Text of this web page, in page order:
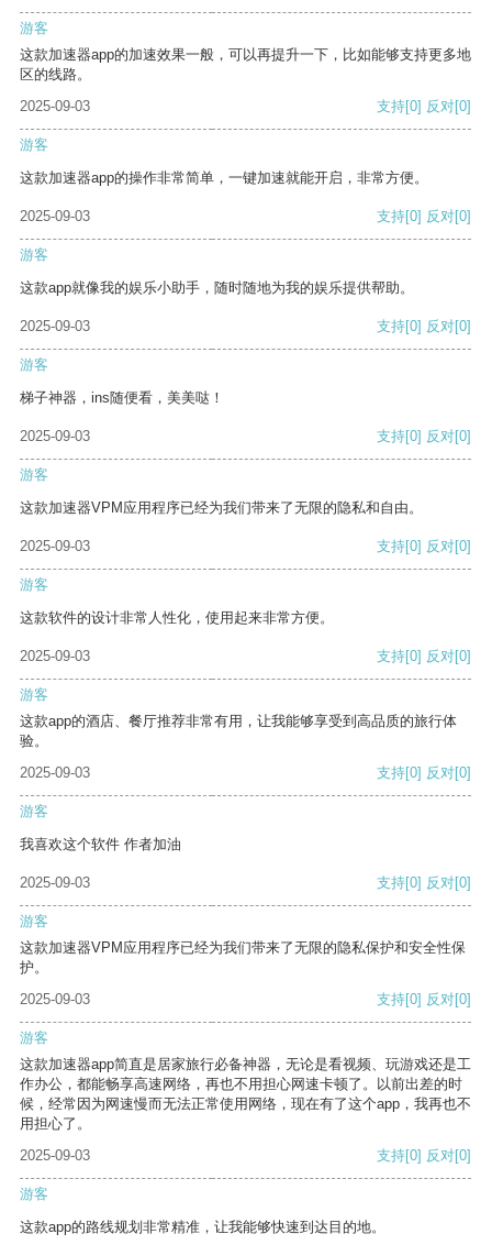
游客
这款加速器app的加速效果一般，可以再提升一下，比如能够支持更多地
区的线路。
2025-09-03
支持[0] 反对[0]
游客
这款加速器app的操作非常简单，一键加速就能开启，非常方便。
2025-09-03 支持[0] 反对[0]
游客
这款app就像我的娱乐小助手，随时随地为我的娱乐提供帮助。
2025-09-03 支持[0] 反对[0]
游客
梯子神器，ins随便看，美美哒！
2025-09-03 支持[0] 反对[0]
游客
这款加速器VPM应用程序已经为我们带来了无限的隐私和自由。
2025-09-03 支持[0] 反对[0]
游客
这款软件的设计非常人性化，使用起来非常方便。
2025-09-03 支持[0] 反对[0]
游客
这款app的酒店、餐厅推荐非常有用，让我能够享受到高品质的旅行体
验。
2025-09-03
支持[0] 反对[0]
游客
我喜欢这个软件 作者加油
2025-09-03 支持[0] 反对[0]
游客
这款加速器VPM应用程序已经为我们带来了无限的隐私保护和安全性保
护。
2025-09-03
支持[0] 反对[0]
游客
这款加速器app简直是居家旅行必备神器，无论是看视频、玩游戏还是工
作办公，都能畅享高速网络，再也不用担心网速卡顿了。以前出差的时
候，经常因为网速慢而无法正常使用网络，现在有了这个app，我再也不
用担心了。
2025-09-03
支持[0] 反对[0]
游客
这款app的路线规划非常精准，让我能够快速到达目的地。